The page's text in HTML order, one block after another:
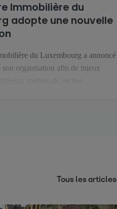
Immobilière du
adopte une nouvelle
du Luxembourg a annoncé
organisation afin de mieux
Tous les articles